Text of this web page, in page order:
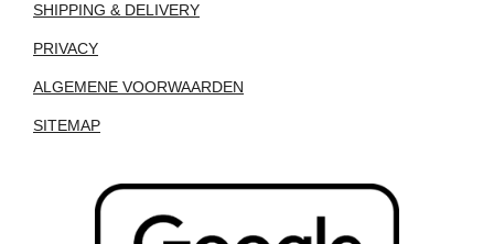
SHIPPING & DELIVERY
PRIVACY
ALGEMENE VOORWAARDEN
SITEMAP